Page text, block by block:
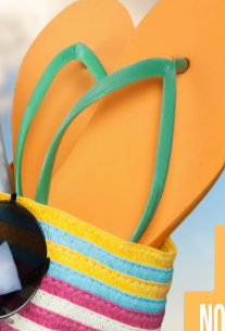
AFFINER